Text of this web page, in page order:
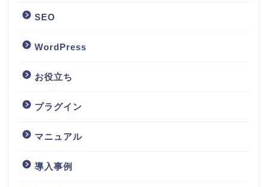
SEO
WordPress
お役立ち
プラグイン
マニュアル
導入事例